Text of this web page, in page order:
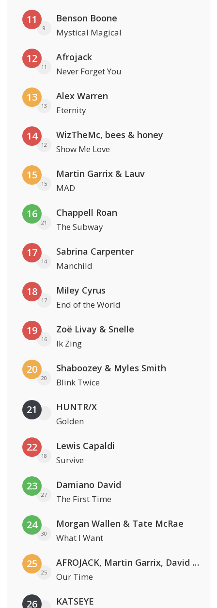
11
9
Benson Boone
Mystical Magical
12
11
Afrojack
Never Forget You
13
13
Alex Warren
Eternity
14
12
WizTheMc, bees & honey
Show Me Love
15
15
Martin Garrix & Lauv
MAD
16
21
Chappell Roan
The Subway
17
14
Sabrina Carpenter
Manchild
18
17
Miley Cyrus
End of the World
19
16
Zoë Livay & Snelle
Ik Zing
20
20
Shaboozey & Myles Smith
Blink Twice
21 HUNTR/X
Golden
22
18
Lewis Capaldi
Survive
23
27
Damiano David
The First Time
24
30
Morgan Wallen & Tate McRae
What I Want
25
25
AFROJACK, Martin Garrix, David Guetta & Amél
Our Time
26 KATSEYE